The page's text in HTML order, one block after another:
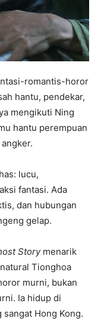
romantis-horor
hantu, pendekar,
mengikuti Ning
hantu perempuan
lucu,
fantasi. Ada
dan hubungan
gelap.
Storymenarik
Tionghoa
murni, bukan
Ia hidup di
Hong Kong.